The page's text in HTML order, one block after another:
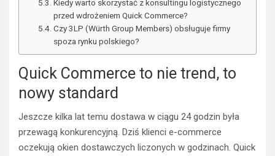
Kiedy warto skorzystać z konsultingu logistycznego
przed wdrożeniem Quick Commerce?
Czy 3LP (Würth Group Members) obsługuje firmy
spoza rynku polskiego?
Quick Commerce to nie trend, to
nowy standard
Jeszcze kilka lat temu dostawa w ciągu 24 godzin była
przewagą konkurencyjną. Dziś klienci e-commerce
oczekują okien dostawczych liczonych w godzinach. Quick